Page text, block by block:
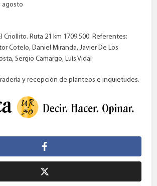
agosto
Criollito. Ruta 21 km 1709.500. Referentes:
Cotelo, Daniel Miranda, Javier De Los
Sergio Camargo, Luís Vidal
y recepción de planteos e inquietudes.